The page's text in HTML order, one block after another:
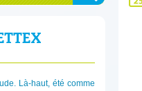
Là-haut, été comme